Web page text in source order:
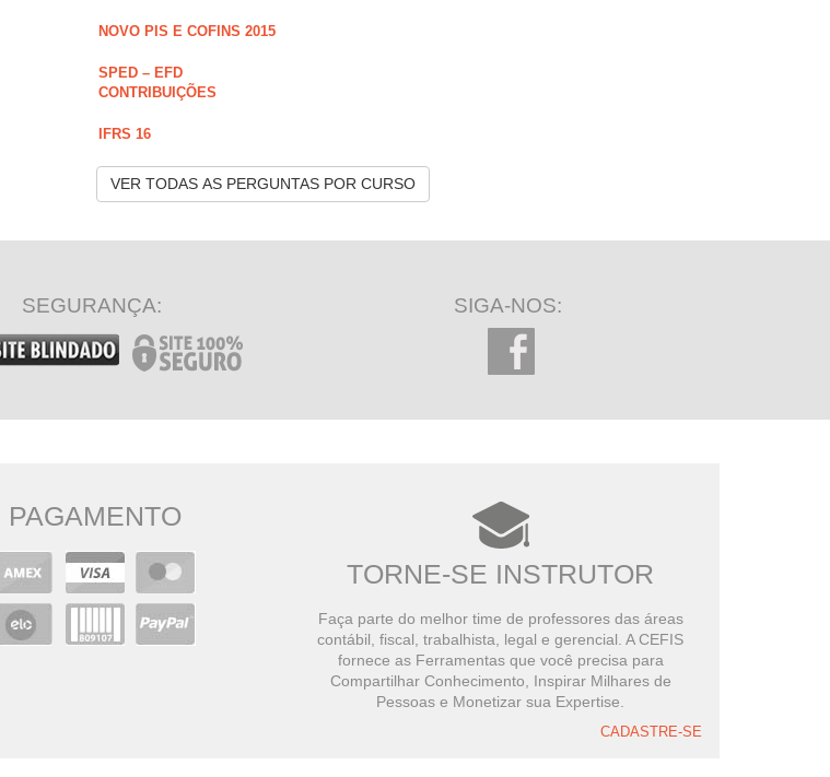
NOVO PIS E COFINS 2015
SPED – EFD
CONTRIBUIÇÕES
IFRS 16
VER TODAS AS PERGUNTAS POR CURSO
SEGURANÇA: SIGA-NOS:
PAGAMENTO
TORNE-SE INSTRUTOR
Faça parte do melhor time de professores das áreas
contábil, fiscal, trabalhista, legal e gerencial. A CEFIS
fornece as Ferramentas que você precisa para
Compartilhar Conhecimento, Inspirar Milhares de
Pessoas e Monetizar sua Expertise.
CADASTRE-SE